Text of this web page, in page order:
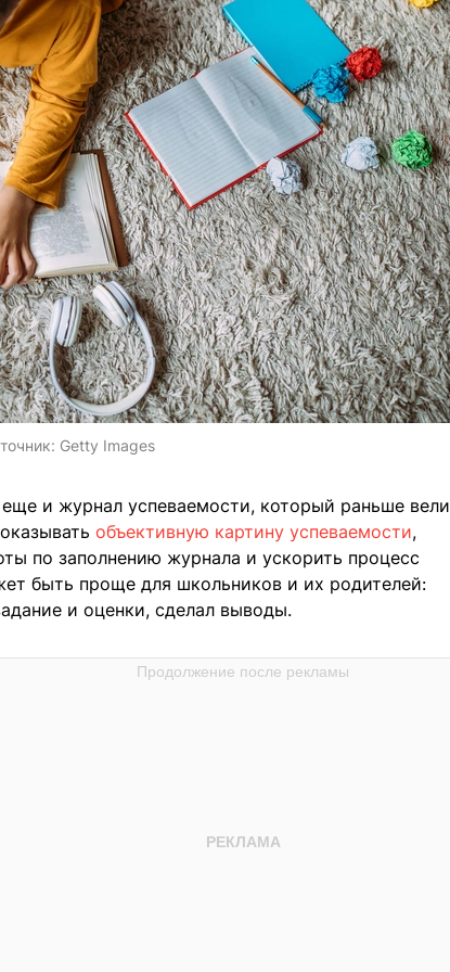
Getty Images
и журнал успеваемости, который раньше вели
объективную картину успеваемости,
по заполнению журнала и ускорить процесс
быть проще для школьников и их родителей:
и оценки, сделал выводы.